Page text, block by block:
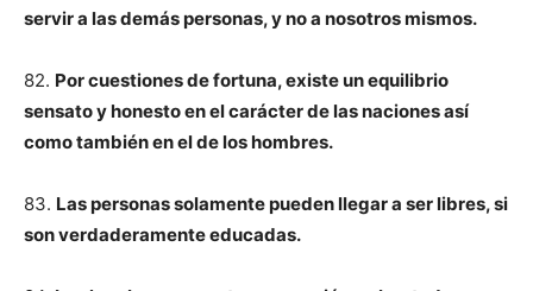
servir a las demás personas, y no a nosotros mismos.
82. Por cuestiones de fortuna, existe un equilibrio
sensato y honesto en el carácter de las naciones así
como también en el de los hombres.
83. Las personas solamente pueden llegar a ser libres, si
son verdaderamente educadas.